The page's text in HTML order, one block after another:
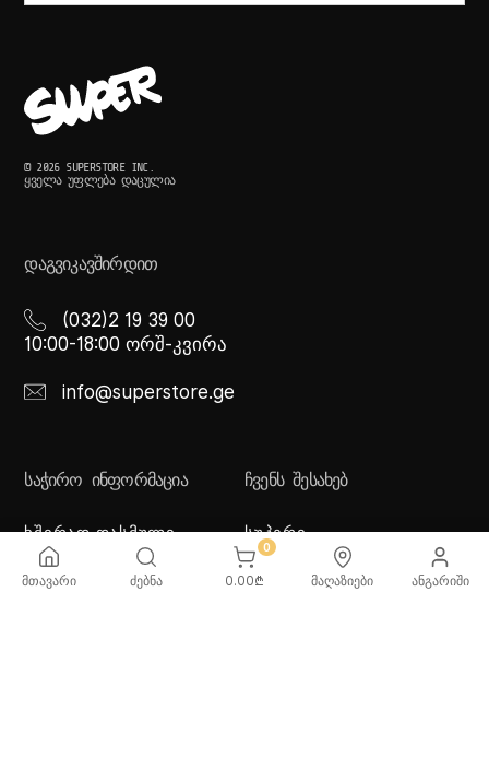
© 2026 SUPERSTORE INC.
ᲧᲕᲔᲚᲐ ᲣᲤᲚᲔᲑᲐ ᲓᲐᲪᲣᲚᲘᲐ
ᲓᲐᲒᲕᲘᲙᲐᲕᲨᲘᲠᲓᲘᲗ
(032)2 19 39 00
10:00-18:00 ორშ-კვირა
info@superstore.ge
ᲡᲐᲭᲘᲠᲝ ᲘᲜᲤᲝᲠᲛᲐᲪᲘᲐ
ხშირად დასმული
კითხვები
მიწოდების სერვისი
გადახდის მეთოდები
ᲩᲕᲔᲜᲡ ᲨᲔᲡᲐᲮᲔᲑ
სუპერი
სუპერი სათამაშოები
ჩვენი მაღაზიები
მთავარი ძებნა
0
0.00₾ მაღაზიები ანგარიში